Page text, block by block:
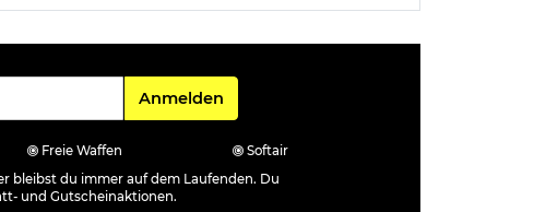
Für den Newsletter
Anmelden
Freie Waffen
Softair
bleibst du immer auf dem Laufenden. Du
und Gutscheinaktionen.